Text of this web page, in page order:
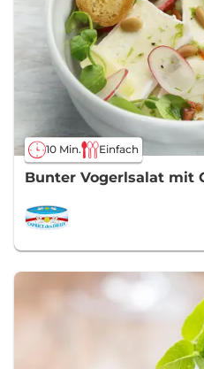
10 Min. Einfach
Bunter Vogerlsalat mit